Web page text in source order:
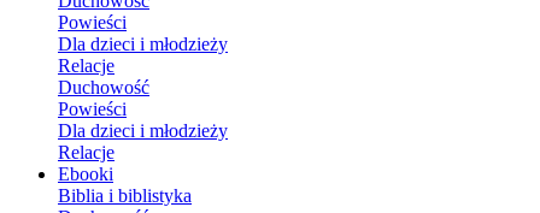
Powieści
Dla dzieci i młodzieży
Relacje
Duchowość
Powieści
Dla dzieci i młodzieży
Relacje
Ebooki
Biblia i biblistyka